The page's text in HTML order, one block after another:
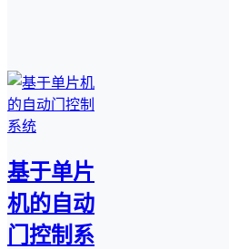
基于单片
机的自动
门控制系